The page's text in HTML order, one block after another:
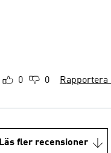
0 0 Rapportera
Läs fler recensioner